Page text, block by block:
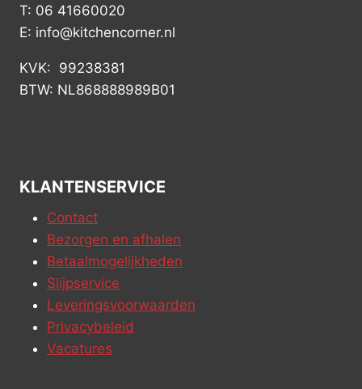
T: 06 41660020
E: info@kitchencorner.nl
KVK: 99238381
BTW: NL868888989B01
KLANTENSERVICE
Contact
Bezorgen en afhalen
Betaalmogelijkheden
Slijpservice
Leveringsvoorwaarden
Privacybeleid
Vacatures